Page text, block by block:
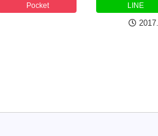
Pocket LINE